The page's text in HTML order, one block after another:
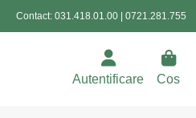
Contact: 031.418.01.00 0721.281.755
Autentificare Cos